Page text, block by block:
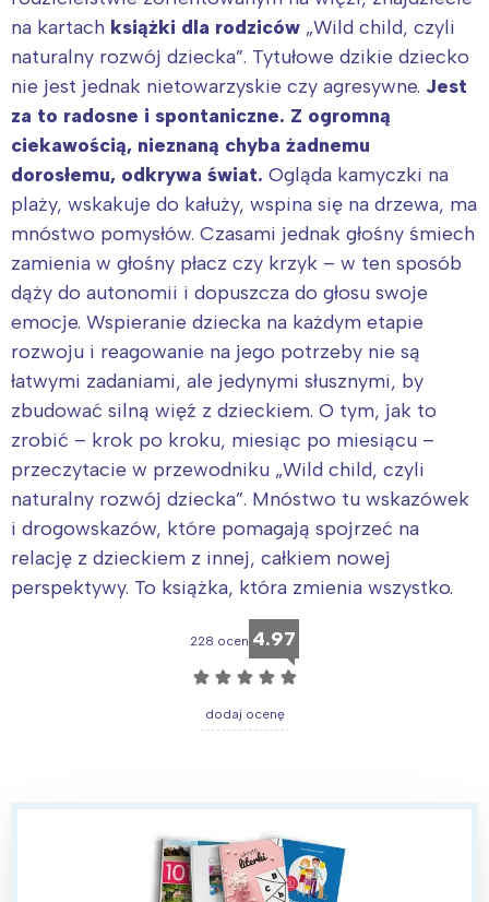
na kartach książki dla rodziców „Wild child, czyli
naturalny rozwój dziecka”. Tytułowe dzikie dziecko
nie jest jednak nietowarzyskie czy agresywne. Jest
za to radosne i spontaniczne. Z ogromną
ciekawością, nieznaną chyba żadnemu
dorosłemu, odkrywa świat. Ogląda kamyczki na
plaży, wskakuje do kałuży, wspina się na drzewa, ma
mnóstwo pomysłów. Czasami jednak głośny śmiech
zamienia w głośny płacz czy krzyk – w ten sposób
dąży do autonomii i dopuszcza do głosu swoje
emocje. Wspieranie dziecka na każdym etapie
rozwoju i reagowanie na jego potrzeby nie są
łatwymi zadaniami, ale jedynymi słusznymi, by
zbudować silną więź z dzieckiem. O tym, jak to
zrobić – krok po kroku, miesiąc po miesiącu –
przeczytacie w przewodniku „Wild child, czyli
naturalny rozwój dziecka”. Mnóstwo tu wskazówek
i drogowskazów, które pomagają spojrzeć na
relację z dzieckiem z innej, całkiem nowej
perspektywy. To książka, która zmienia wszystko.
228 ocen 4.97
☆ ☆ ☆ ☆ ☆
dodaj ocenę
Trójmiasto
Poznań
Wrocław
Południe
Północ
Wszystkie
Wybieram